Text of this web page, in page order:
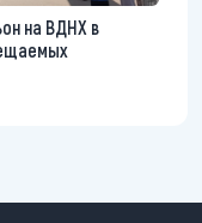
на ВДНХ в